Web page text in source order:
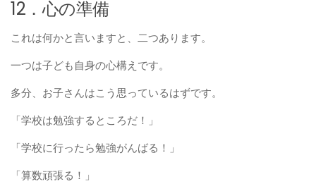
12．心の準備
これは何かと言いますと、二つあります。
一つは子ども自身の心構えです。
多分、お子さんはこう思っているはずです。
「学校は勉強するところだ！」
「学校に行ったら勉強がんばる！」
「算数頑張る！」